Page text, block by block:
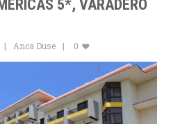
5*, VARADERO
Anca Duse 0